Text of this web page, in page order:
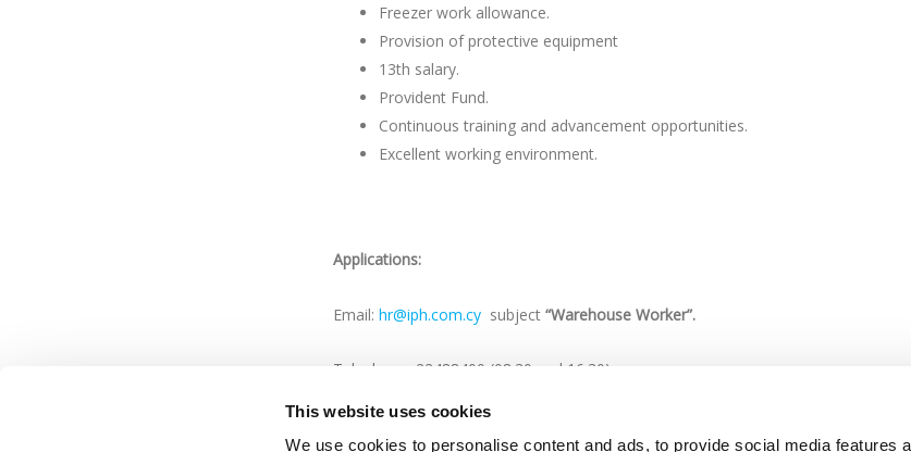
This website uses cookies
We use cookies to personalise content and ads, to provide social media features
Freezer work allowance.
Provision of protective equipment
13th salary.
Provident Fund.
Continuous training and advancement opportunities.
Excellent working environment.
Applications:
Email: hr@iph.com.cysubject “Warehouse Worker”.
Telephone: 22488400 (08:30 and 16:30)
Only applications that meet the above criteria will be evaluated.